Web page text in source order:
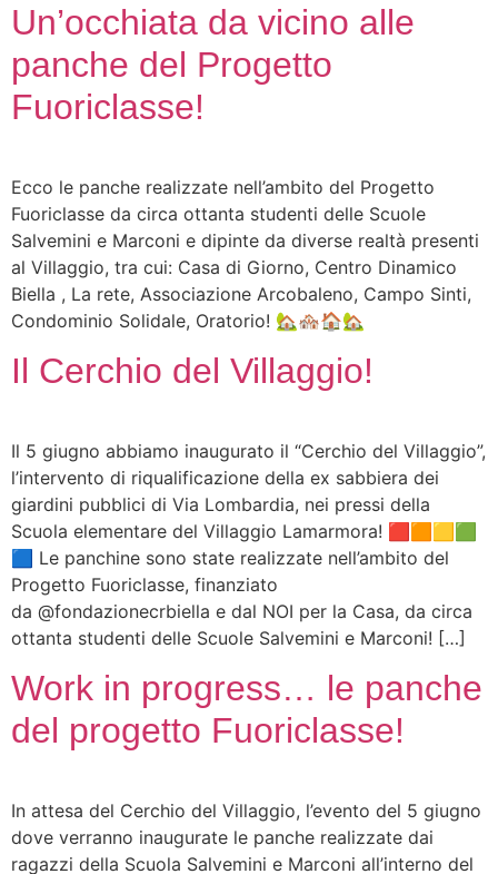
Un’occhiata da vicino alle
panche del Progetto
Fuoriclasse!
Ecco le panche realizzate nell’ambito del Progetto
Fuoriclasse da circa ottanta studenti delle Scuole
Salvemini e Marconi e dipinte da diverse realtà presenti
al Villaggio, tra cui: Casa di Giorno, Centro Dinamico
Biella , La rete, Associazione Arcobaleno, Campo Sinti,
Condominio Solidale, Oratorio! 🏡🏘️🏠🏡
Il Cerchio del Villaggio!
Il 5 giugno abbiamo inaugurato il “Cerchio del Villaggio”,
l’intervento di riqualificazione della ex sabbiera dei
giardini pubblici di Via Lombardia, nei pressi della
Scuola elementare del Villaggio Lamarmora! 🟥🟧🟨🟩
🟦 Le panchine sono state realizzate nell’ambito del
Progetto Fuoriclasse, finanziato
da @fondazionecrbiella e dal NOI per la Casa, da circa
ottanta studenti delle Scuole Salvemini e Marconi! […]
Work in progress… le panche
del progetto Fuoriclasse!
In attesa del Cerchio del Villaggio, l’evento del 5 giugno
dove verranno inaugurate le panche realizzate dai
ragazzi della Scuola Salvemini e Marconi all’interno del